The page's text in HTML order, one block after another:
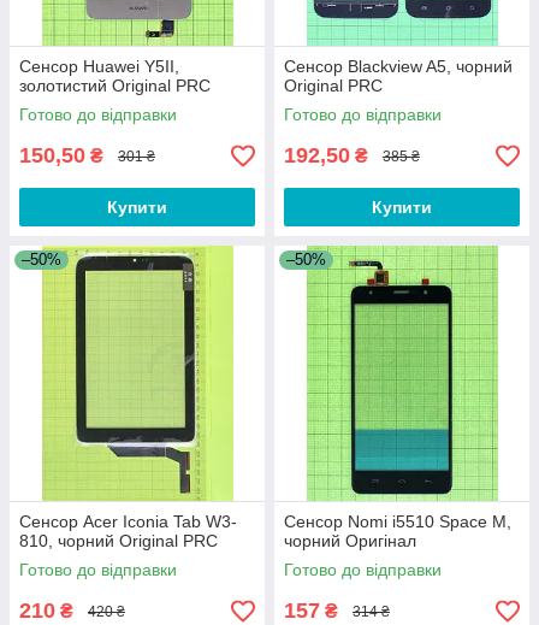
Сенсор Huawei Y5II,
золотистий Original PRC
Готово до відправки
150,50 ₴ 301 ₴
Купити
Сенсор Blackview A5, чорний
Original PRC
Готово до відправки
192,50 ₴ 385 ₴
Купити
–50%
Сенсор Acer Iconia Tab W3-
810, чорний Original PRC
Готово до відправки
210 ₴ 420 ₴
–50%
Сенсор Nomi i5510 Space M,
чорний Оригінал
Готово до відправки
157 ₴ 314 ₴